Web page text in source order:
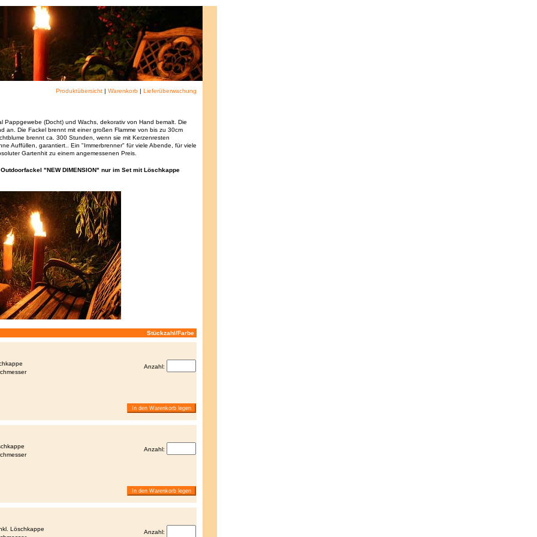
Produktübersicht | Warenkorb | Lieferüberwachung
Pappgewebe (Docht) und Wachs, dekorativ von Hand bemalt. Die
an. Die Fackel brennt mit einer großen Flamme von bis zu 30cm
brennt ca. 300 Stunden, wenn sie mit Kerzenresten
Auffüllen, garantiert.. Ein "Immerbrenner" für viele Abende, für viele
Gartenhit zu einem angemessenen Preis.
"NEW DIMENSION" nur im Set mit Löschkappe
Stückzahl/Farbe
Anzahl:
Anzahl:
Löschkappe
Anzahl: